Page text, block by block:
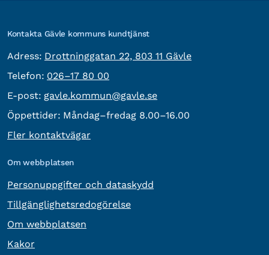
Kontakta Gävle kommuns kundtjänst
Adress: besöksadress:
Drottninggatan 22, 803 11 Gävle
Telefon: Telefon:
026–17 80 00
E-post: E-post:
gavle.kommun@gavle.se
Öppettider: Måndag–fredag 8.00–16.00
Fler kontaktvägar
Om webbplatsen
Personuppgifter och dataskydd
Tillgänglighetsredogörelse
Om webbplatsen
Kakor